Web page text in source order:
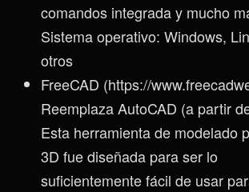
comandos integrada y mucho
Sistema operativo: Windows,
otros
FreeCAD (https://
Reemplaza AutoCAD (a partir
Esta herramienta de modelado
3D fue diseñada para ser lo
suficientemente fácil de usar